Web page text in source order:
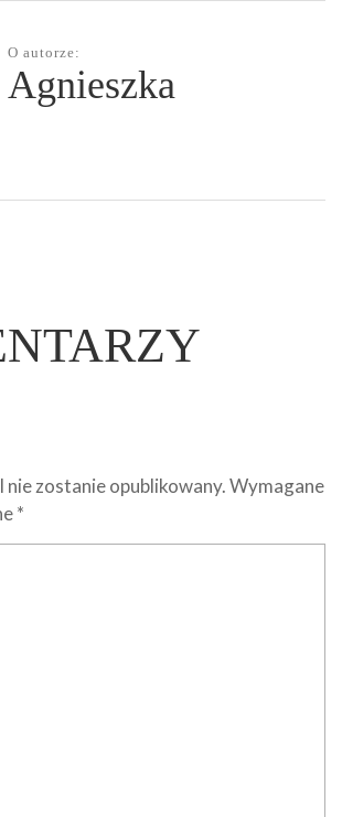
O autorze:
Agnieszka
nie zostanie opublikowany.Wymagane
*